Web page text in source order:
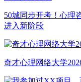
50城同步开考！心理
进入新阶段
奇才心理网络大学